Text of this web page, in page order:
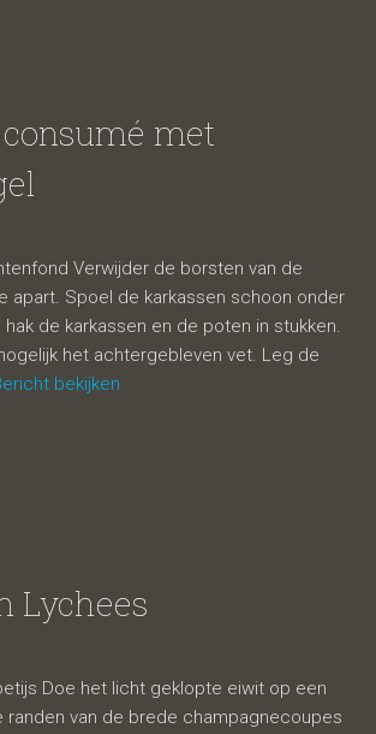
met
Verwijder de borsten van de
apart. Spoel de karkassen schoon onder
de karkassen en de poten in stukken.
het achtergebleven vet. Leg de
bekijken
Lychees
Doe het licht geklopte eiwit op een
randen van de brede champagnecoupes